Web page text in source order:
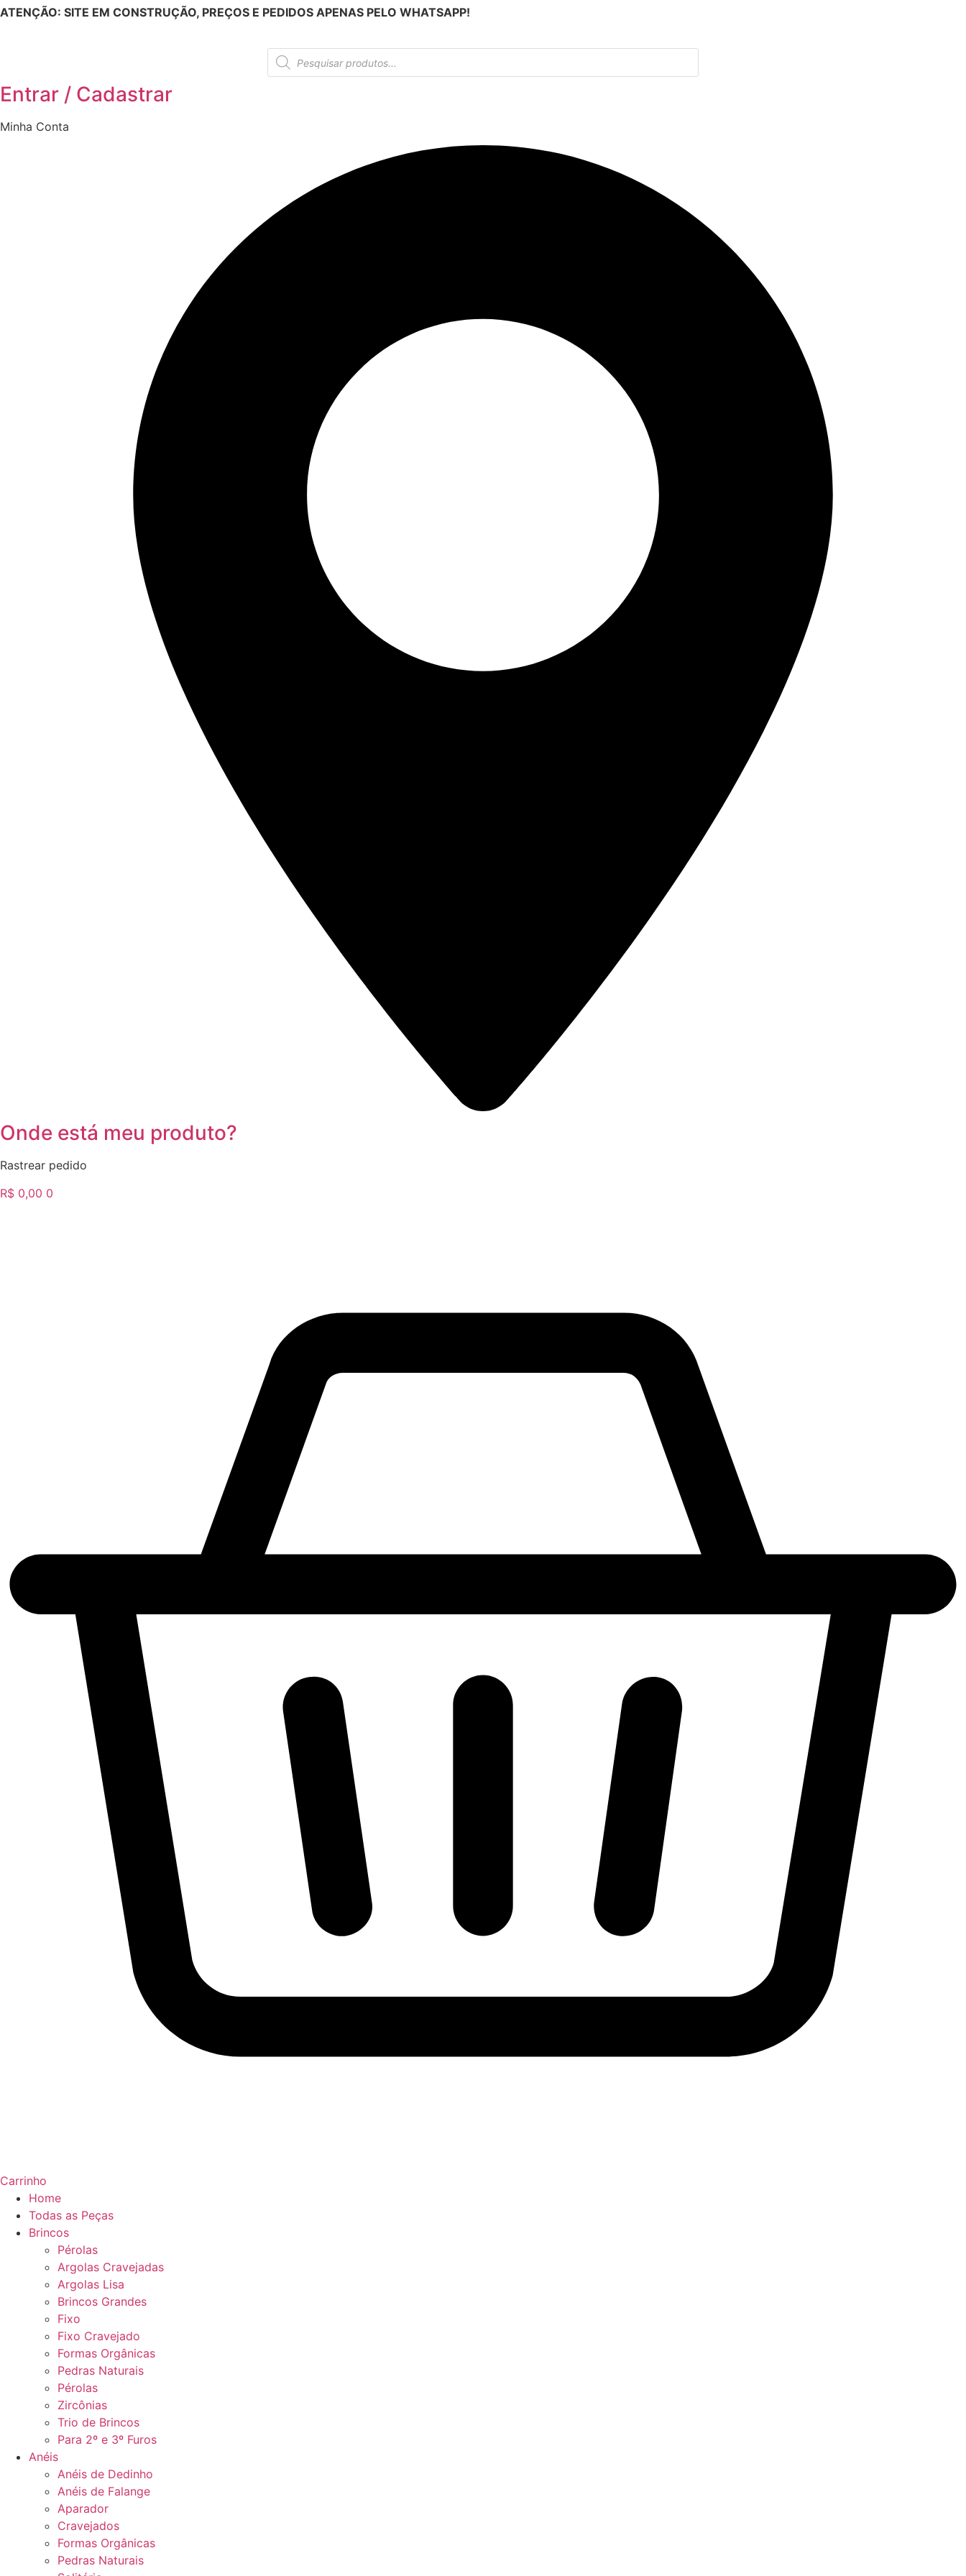
Ir
ATENÇÃO: SITE EM CONSTRUÇÃO, PREÇOS E PEDIDOS APENAS PELO WHATSAPP!
Pesquisar
produtos
Entrar / Cadastrar
Minha Conta
Onde está meu produto?
Rastrear pedido
R$ 0,00 0
Carrinho
Home
Todas as Peças
Brincos
Pérolas
Argolas Cravejadas
Argolas Lisa
Brincos Grandes
Fixo
Fixo Cravejado
Formas Orgânicas
Pedras Naturais
Pérolas
Zircônias
Trio de Brincos
Para 2º e 3º Furos
Anéis
Anéis de Dedinho
Anéis de Falange
Aparador
Cravejados
Formas Orgânicas
Pedras Naturais